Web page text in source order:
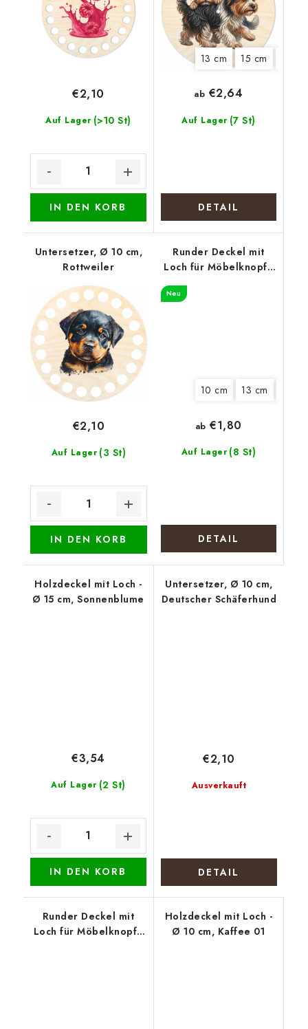
Auf Lager (>10 St)
€2,10
IN DEN KORB
13 cm 15 cm
Auf Lager (7 St)
ab €2,64
DETAIL
Untersetzer, Ø 10 cm,
Rottweiler
Auf Lager (3 St)
€2,10
IN DEN KORB
Runder Deckel mit
Loch für Möbelknopf -
Neu
10 cm 13 cm
Auf Lager (8 St)
ab €1,80
DETAIL
Holzdeckel mit Loch -
Ø 15 cm, Sonnenblume
Auf Lager (2 St)
€3,54
IN DEN KORB
Untersetzer, Ø 10 cm,
Deutscher Schäferhund
Ausverkauft
€2,10
DETAIL
Runder Deckel mit
Loch für Möbelknopf -
Holzdeckel mit Loch -
Ø 10 cm, Kaffee 01